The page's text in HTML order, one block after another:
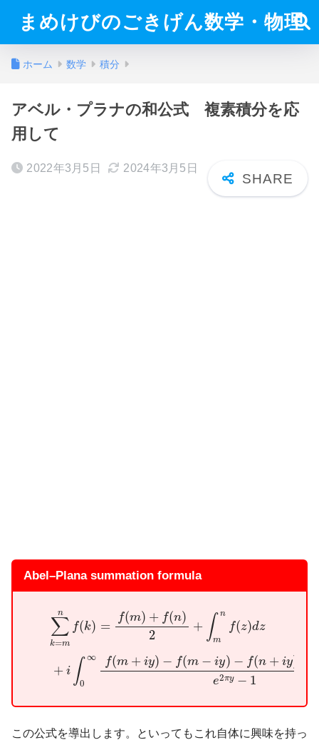
まめけびのごきげん数学・物理
ホーム 数学 積分
アベル・プラナの和公式 複素積分を応
用して
2022年3月5日 2024年3月5日
Abel–Plana summation formula
n
∑
k=m
f(k) =
f(m) + f(n)
2
+ ∫ n
m
f(z)dz
+ i ∫ ∞
0
f(m + iy) − f(m − iy) − f(n + iy)
e2πy − 1
mn +f( )2 + mn f( +i∫
この公式を導出します。といってもこれ自体に興味を持っ